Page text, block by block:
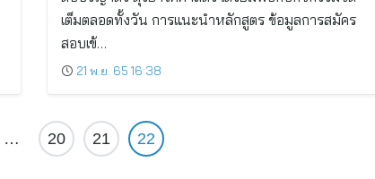
เต็มตลอดทั้งวัน การแนะนำหลักสูตร ข้อมูลการสมัคร
สอบเข้…
21 พ.ย. 65 16:38
… 20 21 22